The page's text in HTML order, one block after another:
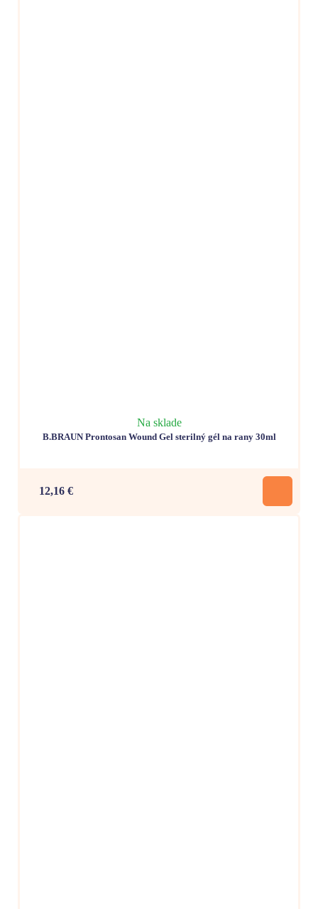
Na sklade
B.BRAUN Prontosan Wound Gel sterilný gél na rany 30ml
12,16 €